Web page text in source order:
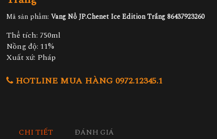
Mã sản phẩm: Vang Nổ JP.Chenet Ice Edition Trắng 86437923260
Thể tích: 750ml
Nồng độ: 11%
Xuất xứ: Pháp
HOTLINE MUA HÀNG 0972.12345.1
CHI TIẾT ĐÁNH GIÁ